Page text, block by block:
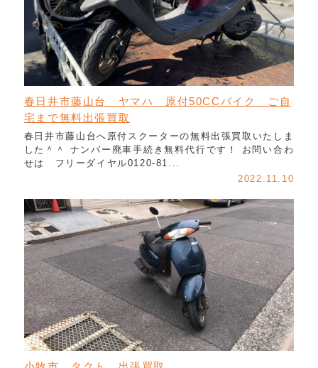
春日井市藤山台 ヤマハ 原付50CCバイク ご自
宅まで無料出張買取
春日井市藤山台へ原付スクーターの無料出張買取いたしま
した＾＾ ナンバー廃車手続き無料代行です！ お問い合わ
せは フリーダイヤル0120-81...
2022.11.10